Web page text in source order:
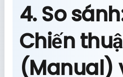
4. So
Chiến
(Manual)